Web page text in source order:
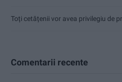
Toți cetățenii vor avea privilegiu de
Comentarii recente